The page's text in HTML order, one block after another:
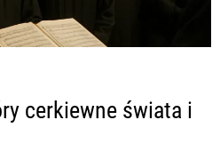
cerkiewne świata i